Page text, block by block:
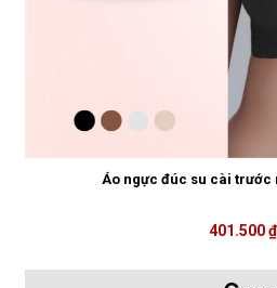
Áo ngực đúc su cài trước
401.500 ₫